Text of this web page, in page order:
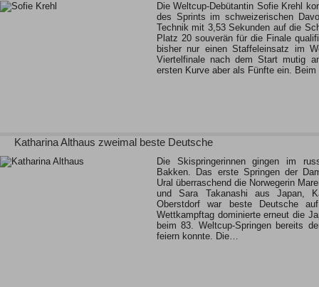
Die Weltcup-Debütantin Sofie Krehl
des Sprints im schweizerischen
Technik mit 3,53 Sekunden auf die
Platz 20 souverän für die Finale
bisher nur einen Staffeleinsatz im
Viertelfinale nach dem Start mutig
ersten Kurve aber als Fünfte ein.
Katharina Althaus zweimal beste Deutsche
Die Skispringerinnen gingen im
Bakken. Das erste Springen der
Ural überraschend die Norwegerin
und Sara Takanashi aus Japan,
Oberstdorf war beste Deutsche
Wettkampftag dominierte erneut die
beim 83. Weltcup-Springen bereits
feiern konnte. Die…